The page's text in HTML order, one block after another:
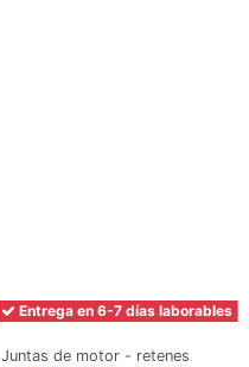
Entrega en 6-7 días laborables
Juntas de motor - retenes